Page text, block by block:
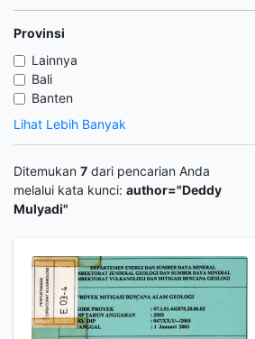
Provinsi
Lainnya
Bali
Banten
Lihat Lebih Banyak
Ditemukan 7 dari pencarian Anda
melalui kata kunci: author="Deddy
Mulyadi"